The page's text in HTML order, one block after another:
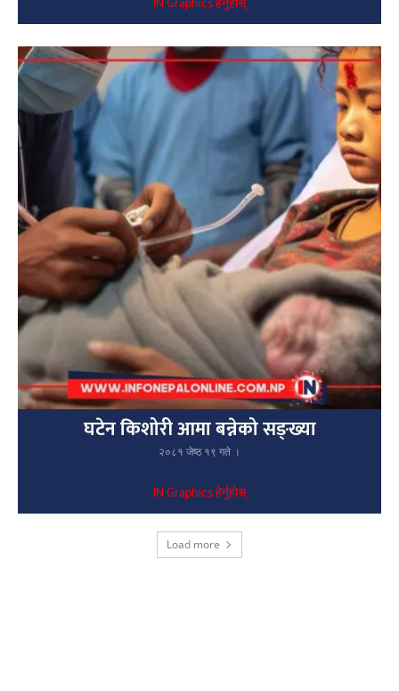
घटेन किशोरी आमा बन्नेको सङ्ख्या
२०८१ जेष्ठ १९ गते ।
IN Graphics हेर्नुहोस्
Load more